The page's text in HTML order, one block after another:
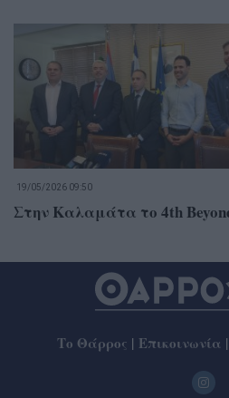
19/05/2026 09:50
Στην Καλαμάτα το 4th
Το Θάρρος | Επικοινωνία |